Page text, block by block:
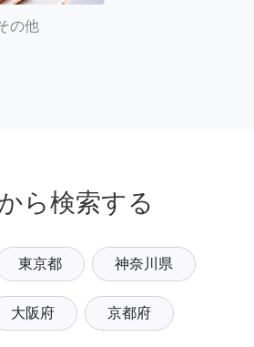
の他
ら検索する
東京都 神奈川県
大阪府 京都府